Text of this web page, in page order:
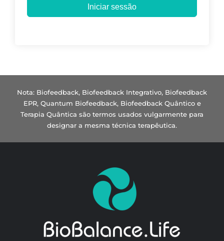
Iniciar sessão
Nota: Biofeedback, Biofeedback Integrativo, Biofeedback
EPR, Quantum Biofeedback, Biofeedback Quântico e
Terapia Quântica são termos usados vulgarmente para
designar a mesma técnica terapêutica.